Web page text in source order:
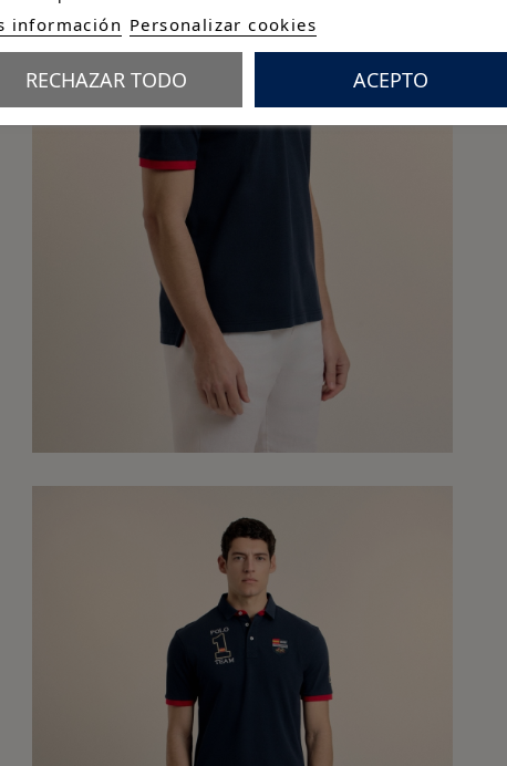
información Personalizar cookies
RECHAZAR TODO ACEPTO